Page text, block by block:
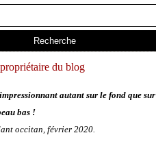
du blog
autant sur le fond que sur
bas !
occitan, février 2020.